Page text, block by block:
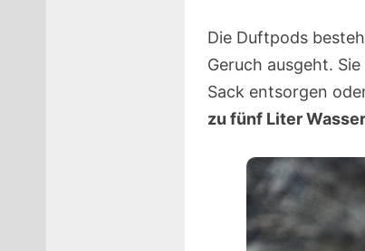
Die Duftpods
Geruch ausgeht.
Sack entsorgen
zu fünf Liter